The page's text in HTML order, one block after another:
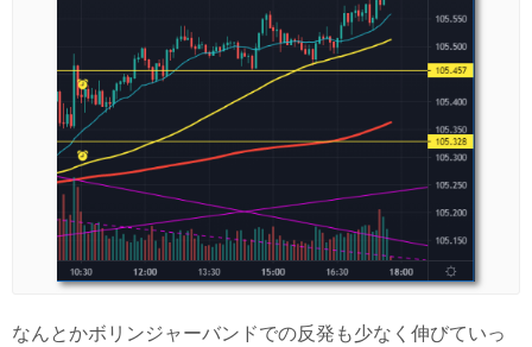
なんとかボリンジャーバンドでの反発も少なく伸びていっ